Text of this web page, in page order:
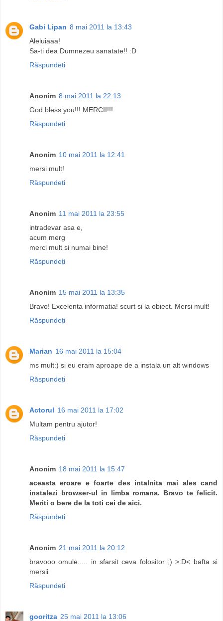
Gabi Lipan 8 mai 2011 la 13:43
Aleluiaaa!
Sa-ti dea Dumnezeu sanatate!! :D
Răspundeți
Anonim 8 mai 2011 la 22:13
God bless you!!! MERCII!!!
Răspundeți
Anonim 10 mai 2011 la 12:41
mersi mult!
Răspundeți
Anonim 11 mai 2011 la 23:55
intradevar asa e,
acum merg
merci mult si numai bine!
Răspundeți
Anonim 15 mai 2011 la 13:35
Bravo! Excelenta informatia! scurt si la obiect. Mersi mult!
Răspundeți
Marian 16 mai 2011 la 15:04
ms mult:) si eu eram aproape de a instala un alt windows
Răspundeți
Actorul 16 mai 2011 la 17:02
Multam pentru ajutor!
Răspundeți
Anonim 18 mai 2011 la 15:47
aceasta eroare e foarte des intalnita mai ales cand
instalezi browser-ul in limba romana. Bravo te felicit.
Meriti o bere de la toti cei de aici.
Răspundeți
Anonim 21 mai 2011 la 20:12
bravooo omule..... in sfarsit ceva folositor ;) >:D< bafta si
mersii
Răspundeți
gooritza 25 mai 2011 la 13:06